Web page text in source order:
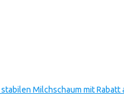
Milchschaum mit Rabatt